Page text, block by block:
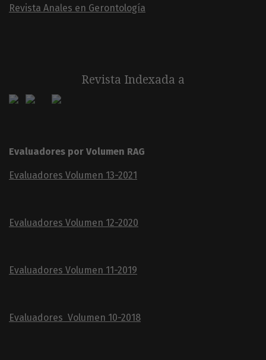
Revista Anales en Gerontología
Revista Indexada a
Evaluadores por Volumen RAG
Evaluadores Volumen 13-2021
Evaluadores Volumen 12-2020
Evaluadores Volumen 11-2019
Evaluadores Volumen 10-2018